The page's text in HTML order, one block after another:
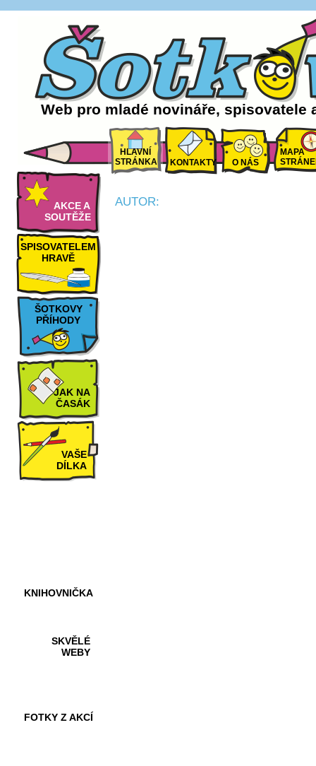
Web pro mladé novináře, spisovatele
HLAVNÍ
STRÁNKA
KONTAKTY O NÁS
MAPA
AKCE A
SOUTĚŽE
SPISOVATELEM
HRAVĚ
ŠOTKOVY
PŘÍHODY
JAK NA
ČASÁK
VAŠE
DÍLKA
KNIHOVNIČKA
SKVĚLÉ
WEBY
FOTKY Z AKCÍ
AUTOR: